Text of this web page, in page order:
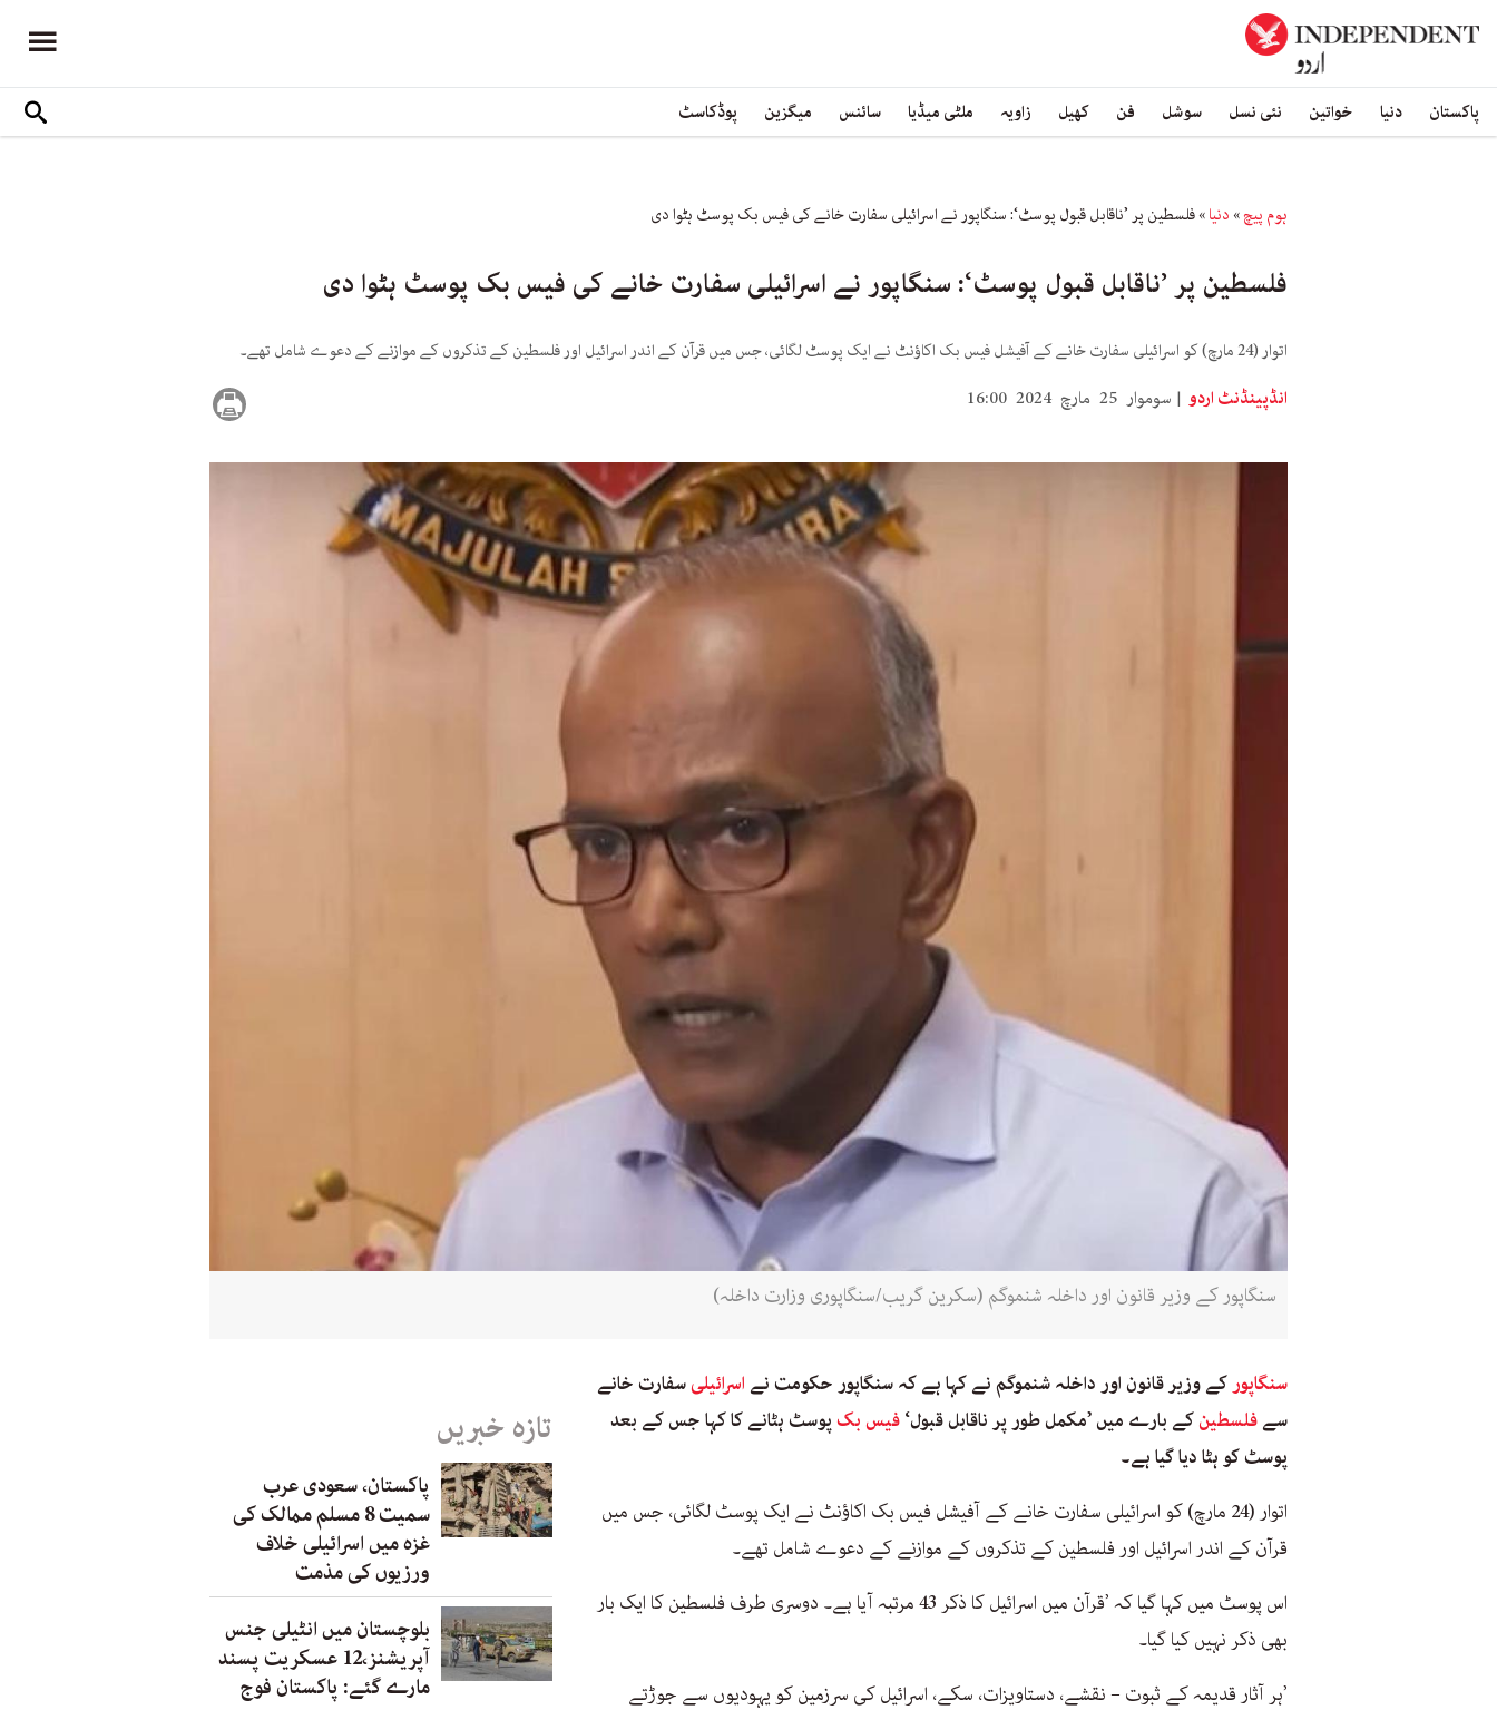
پاکستان دنیا خواتین نئی نسل سوشل فن کھیل زاویہ ملٹی میڈیا سائنس میگزین پوڈکاسٹ
ہوم پیچ» دنیا»فلسطین پر ’ناقابل قبول پوسٹ‘: سنگاپور نے اسرائیلی سفارت خانے کی فیس بک پوسٹ ہٹوا دی
فلسطین پر ’ناقابل قبول پوسٹ‘: سنگاپور نے اسرائیلی سفارت خانے کی فیس بک پوسٹ ہٹوا دی
اتوار (24 مارچ) کو اسرائیلی سفارت خانے کے آفیشل فیس بک اکاؤنٹ نے ایک پوسٹ لگائی، جس میں قرآن کے اندر اسرائیل اور فلسطین کے تذکروں کے موازنے کے دعوے شامل تھے۔
انڈپینڈنٹ اردو سوموار 25 مارچ 2024 16:00
سنگاپور کے وزیر قانون اور داخلہ شنموگم (سکرین گریب/سنگاپوری وزارت داخلہ)
سنگاپور کے وزیر قانون اور داخلہ شنموگم نے کہا ہے کہ سنگاپور حکومت نے اسرائیلیسفارت خانے
سےفلسطینکے بارے میں ’مکمل طور پر ناقابل قبول‘فیس بکپوسٹ ہٹانے کا کہا جس کے بعد
پوسٹ کو ہٹا دیا گیا ہے۔
اتوار (24 مارچ) کو اسرائیلی سفارت خانے کے آفیشل فیس بک اکاؤنٹ نے ایک پوسٹ لگائی، جس میں
قرآن کے اندر اسرائیل اور فلسطین کے تذکروں کے موازنے کے دعوے شامل تھے۔
اس پوسٹ میں کہا گیا کہ ’قرآن میں اسرائیل کا ذکر 43 مرتبہ آیا ہے۔ دوسری طرف فلسطین کا ایک بار
بھی ذکر نہیں کیا گیا۔
’ہر آثار قدیمہ کے ثبوت – نقشے، دستاویزات، سکے، اسرائیل کی سرزمین کو یہودیوں سے جوڑتے
تازہ خبریں
پاکستان، سعودی عرب
سمیت 8 مسلم ممالک کی
غزہ میں اسرائیلی خلاف
ورزیوں کی مذمت
بلوچستان میں انٹیلی جنس
آپریشنز،12 عسکریت پسند
مارے گئے: پاکستان فوج